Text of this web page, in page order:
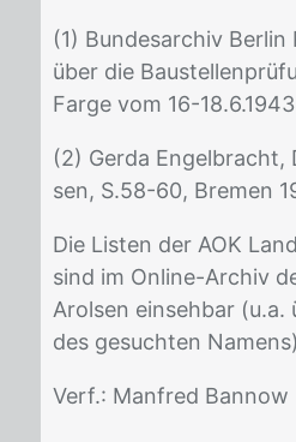
(1) Bun­des­ar­chiv Ber­lin
über die
Far­ge vom 16-18.6.1943
(2) Ger­da En­gelb­racht,
sen, S.58-60, Bre­men
Die Lis­ten der AOK
sind im On­line-Ar­chiv
Arol­sen ein­seh­bar (u.a.
des ge­such­ten
Verf.: Man­fred Ban­now